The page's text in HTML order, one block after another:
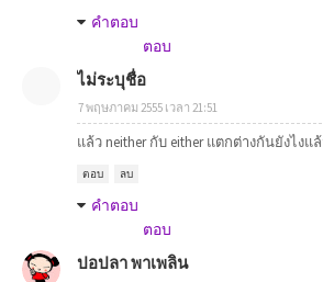
คำตอบ
ตอบ
ไม่ระบุชื่อ
7 พฤษภาคม 2555 เวลา 21:51
แล้ว neither กับ either แตกต่างกันยังไงแ
ตอบ ลบ
คำตอบ
ตอบ
ปอปลา พาเพลิน